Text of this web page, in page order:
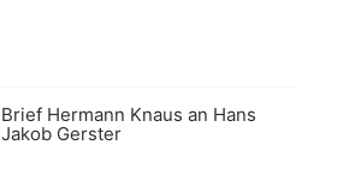
Brief Hermann Knaus an Hans
Jakob Gerster